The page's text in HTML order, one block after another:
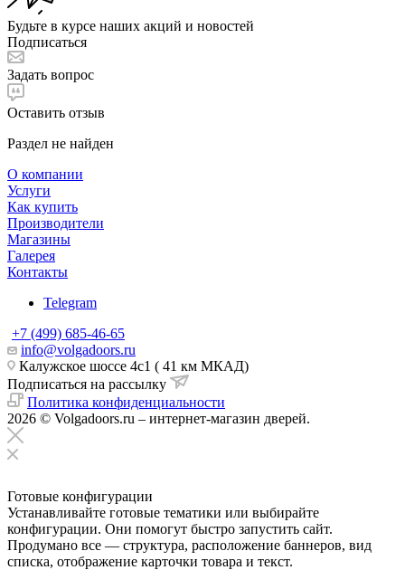
Будьте в курсе наших акций и новостей
Подписаться
Задать вопрос
Оставить отзыв
Раздел не найден
О компании
Услуги
Как купить
Производители
Магазины
Галерея
Контакты
Telegram
+7 (499) 685-46-65
info@volgadoors.ru
Калужское шоссе 4с1 ( 41 км МКАД)
Подписаться на рассылку
Политика конфиденциальности
2026 © Volgadoors.ru – интернет-магазин дверей.
Готовые конфигурации
Устанавливайте готовые тематики или выбирайте
конфигурации. Они помогут быстро запустить сайт.
Продумано все — структура, расположение баннеров, вид
списка, отображение карточки товара и текст.